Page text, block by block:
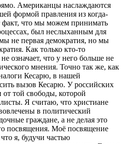
Американцы наслаждаются
формой правления из когда-
что мы можем принимать
был неслыханным для
не первая демократия, но мы
Как только кто-то
означает, что у него больше не
мнения. Точно так же, как
Кесарю, в нашей
вызов Кесарю. У российских
той свободы, которой
Я считаю, что христиане
в политический
граждане, а не делая это
посвящения. Моё посвящение
я, будучи частью